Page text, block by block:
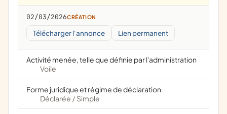
02/03/2026CRÉATION
Télécharger l'annonce Lien permanent
Activité menée, telle que définie par l'administration
Voile
Forme juridique et régime de déclaration
Déclarée / Simple